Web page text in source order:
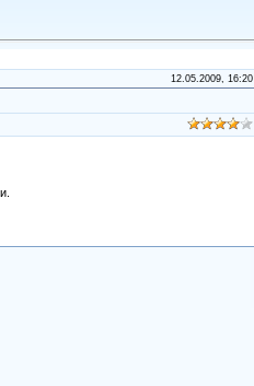
12.05.2009, 16:20